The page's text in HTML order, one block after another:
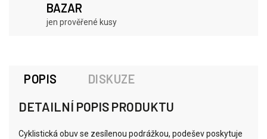
BAZAR
jen prověřené kusy
POPIS DISKUZE
DETAILNÍ POPIS PRODUKTU
Cyklistická obuv se zesílenou podrážkou, podešev poskytuje